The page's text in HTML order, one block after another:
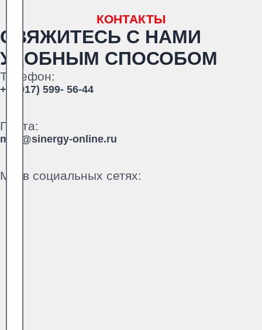
КОНТАКТЫ
СВЯЖИТЕСЬ С НАМИ
УДОБНЫМ СПОСОБОМ
Телефон:
+7 (917) 599- 56-44
Почта:
mail@sinergy-online.ru
Мы в социальных сетях: